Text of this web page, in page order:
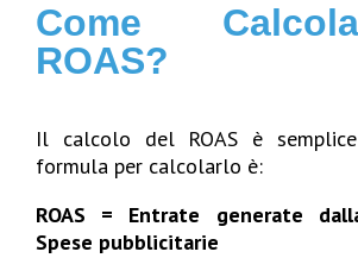
Come
ROAS?
Il calcolo del ROAS è
formula per calcolarlo è:
ROAS = Entrate generate
Spese pubblicitarie